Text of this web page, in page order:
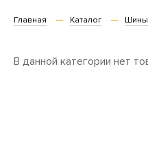
Главная Каталог Шины
В данной категории нет